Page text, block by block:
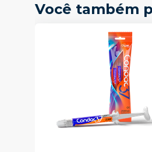
Você também